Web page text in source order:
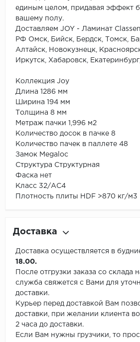
единым целом, придавая эффект
вашему полу.
Доставляем JOY - Ламинат
РФ Омск, Бийск, Бердск, Томск,
Алтайск, Новокузнецк,
Иркутск, Хабаровск,
Коллекция Joy
Длина 1286 мм
Ширина 194 мм
Толщина 8 мм
Метраж пачки 1,996 м2
Количество досок в пачке 8
Количество пачек в паллете 48
Замок Megaloc
Структура Структурная
Фаска нет
Класс 32/АС4
Плотность плиты HDF >870 кг/м3
Доставка
Доставка осуществляется в
18.00.
После отгрузки заказа со склада
служба свяжется с Вами для
доставки.
Курьер перед доставкой Вам
доставки, при желании клиента
2 часа до доставки.
Если Вам нужны грузчики, то